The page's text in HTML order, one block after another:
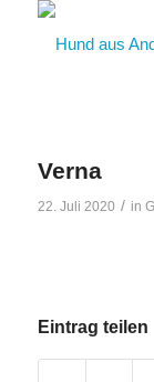
Verna
22. Juli 2020 / in
Eintrag teilen